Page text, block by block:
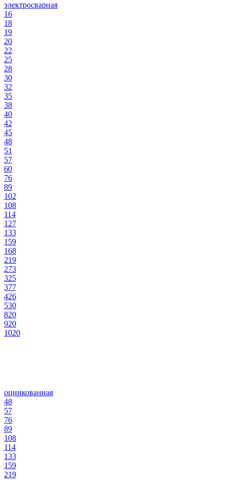
электросварная
16
18
19
20
22
25
28
30
32
35
38
40
42
45
48
51
57
60
76
89
102
108
114
127
133
159
168
219
273
325
377
426
530
820
920
1020
оцинкованная
48
57
76
89
108
114
133
159
219